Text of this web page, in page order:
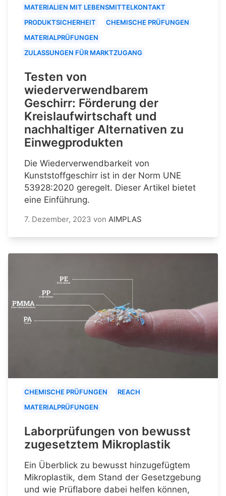
MATERIALIEN MIT LEBENSMITTELKONTAKT
PRODUKTSICHERHEIT
CHEMISCHE PRÜFUNGEN
MATERIALPRÜFUNGEN
ZULASSUNGEN FÜR MARKTZUGANG
Testen von
wiederverwendbarem
Geschirr: Förderung der
Kreislaufwirtschaft und
nachhaltiger Alternativen zu
Einwegprodukten
Die Wiederverwendbarkeit von
Kunststoffgeschirr ist in der Norm UNE
53928:2020 geregelt. Dieser Artikel bietet
eine Einführung.
7. Dezember, 2023 von AIMPLAS
CHEMISCHE PRÜFUNGEN
REACH
MATERIALPRÜFUNGEN
Laborprüfungen von bewusst
zugesetztem Mikroplastik
Ein Überblick zu bewusst hinzugefügtem
Mikroplastik, dem Stand der Gesetzgebung
und wie Prüflabore dabei helfen können,